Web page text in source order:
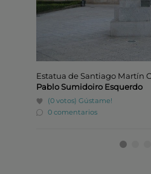
Estatua de Santiago Martín
Pablo Sumidoiro Esquerdo
(0 votos) Gústame!
0 comentarios